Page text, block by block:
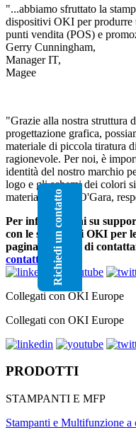
"...abbiamo sfruttato la
dispositivi OKI per produrre
punti vendita (POS) e
Gerry Cunningham,
Manager IT,
Magee
"Grazie alla nostra struttura
progettazione grafica,
materiale di piccola tiratura
ragionevole. Per noi, è
identità del nostro marchio
logo e gli schemi dei colori
materiale". Clio O'Gara,
Richiedi un contatto
Per informazioni su
con le stampanti OKI per
pagina, si prega di
contattare OKI
Collegati con OKI Europe
Collegati con OKI Europe
PRODOTTI
STAMPANTI E MFP
Stampanti e Multifunzione a